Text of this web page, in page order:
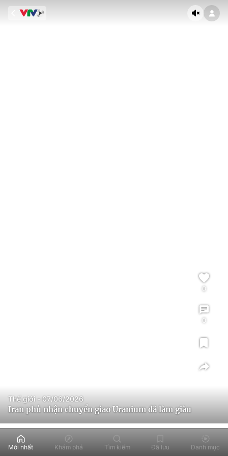
Iran phủ nhận chuyển giao Uranium đã làm giàu
Thế giới - 07/06/2026
0
0
Mới nhất Khám phá Tìm kiếm Đã lưu Danh mục